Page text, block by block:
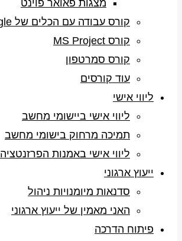
מצגות פאואר פוינט
קורס עבודה עם הכלים של Google
קורס MS Project
קורס סמרטפון
עוד קורסים
ליווי אישי
ליווי אישי ביישומי מחשב
תמיכה מרחוק בישומי מחשב
ליווי אישי באמנות הפרזנטציה
ייעוץ ארגוני
סדנאות מיומנויות ניהול
האני מאמין של ייעוץ ארגוני
פיתוח הדרכה